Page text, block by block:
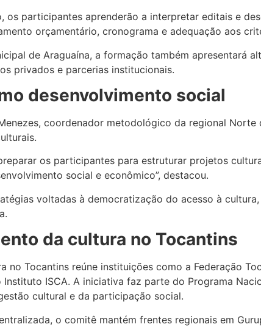
os participantes aprenderão a interpretar editais e
orçamentário, cronograma e adequação aos
de Araguaína, a formação também apresentará
privados e parcerias institucionais.
desenvolvimento social
coordenador metodológico da regional
os participantes para estruturar projetos
social e econômico”, destacou.
voltadas à democratização do acesso à
da cultura no Tocantins
no Tocantins reúne instituições como a Federação
Instituto ISCA. A iniciativa faz parte do Programa
cultural e da participação social.
o comitê mantém frentes regionais em